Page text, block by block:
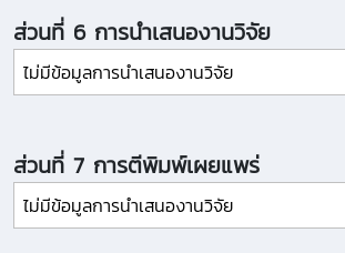
ส่วนที่ 6 การนำเสนองานวิจัย
ไม่มีข้อมูลการนำเสนองานวิจัย
ส่วนที่ 7 การตีพิมพ์เผยแพร่
ไม่มีข้อมูลการนำเสนองานวิจัย